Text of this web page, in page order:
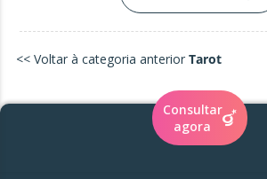
<< Voltar à categoria anterior Tarot
Consultar
agora